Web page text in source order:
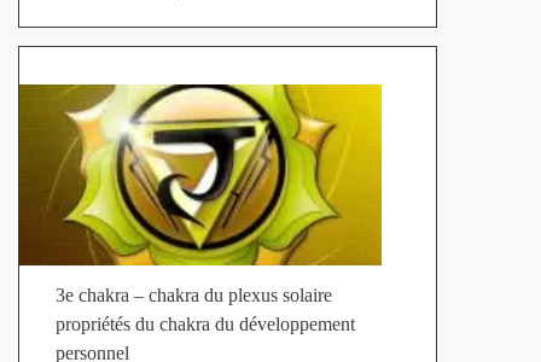
3e chakra – chakra du plexus solaire
propriétés du chakra du développement
personnel